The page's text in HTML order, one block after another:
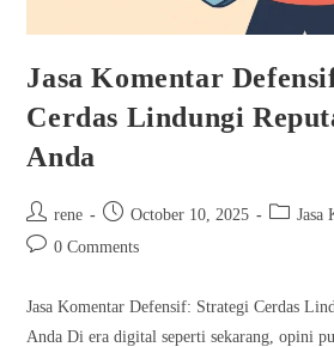
Jasa Komentar
Cerdas Lindungi
Anda
Post
author:
rene
PostOctober 10, 2025
Post Jasa
Post0 Comments
Jasa Komentar Defensif: Strategi Cerdas
Anda Di era digital seperti sekarang, opini